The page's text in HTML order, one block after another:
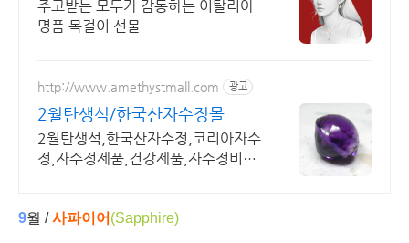
주고받는 모두가 감동하는 이탈리아
명품 목걸이 선물
http://www.amethystmall.com 광고
2월탄생석/한국산자수정몰
2월탄생석,한국산자수정,코리아자수
정,자수정제품,건강제품,자수정비누,
9월 /사파이어 (Sapphire)